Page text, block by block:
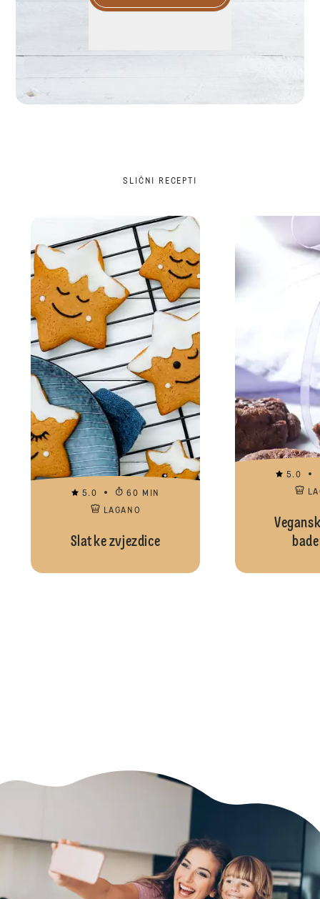
SLIČNI RECEPTI
5.0
60 MIN
LAGANO
Slatke zvjezdice
5.0